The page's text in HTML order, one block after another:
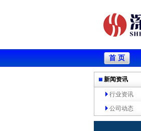
首 页
新闻资讯
行业资讯
公司动态